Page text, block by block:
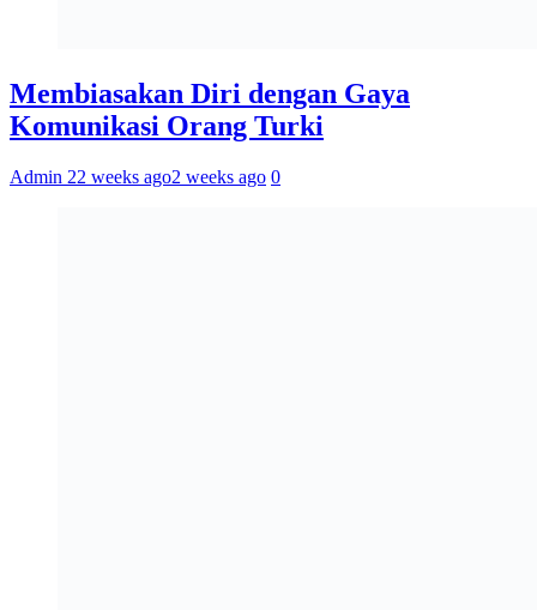
Membiasakan Diri dengan Gaya
Komunikasi Orang Turki
Admin 22 weeks ago2 weeks ago 0